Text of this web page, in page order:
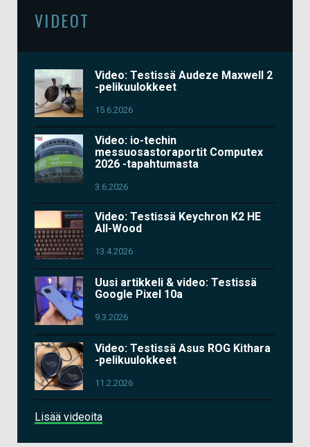
VIDEOT
Video: Testissä Audeze Maxwell 2
-pelikuulokkeet
15.6.2026
Video: io-techin
messuosastoraportit Computex
2026 -tapahtumasta
3.6.2026
Video: Testissä Keychron K2 HE
All-Wood
13.4.2026
Uusi artikkeli & video: Testissä
Google Pixel 10a
9.3.2026
Video: Testissä Asus ROG Kithara
-pelikuulokkeet
11.2.2026
Lisää videoita